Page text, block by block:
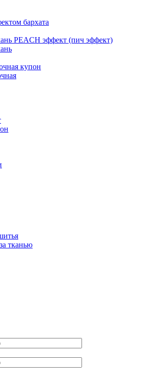
бархата
PEACH эффект (пич эффект)
купон
тканью